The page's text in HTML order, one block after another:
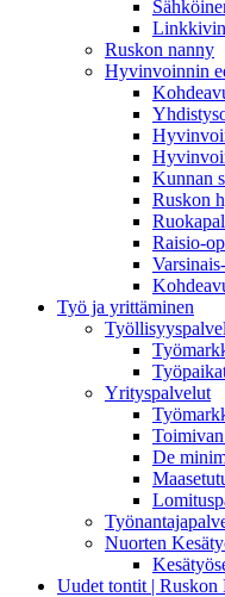
Ruskon nanny
Hyvinvoinnin
Kunnan
Ruskon
Raisio-
Työ ja yrittäminen
Yrityspalvelut
De
Nuorten
Uudet tontit | Ruskon